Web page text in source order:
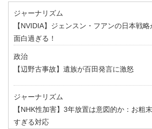
ジャーナリズム
【NVIDIA】ジェンスン・フアンの日本戦略
面白過ぎる！
政治
【辺野古事故】遺族が百田発言に激怒
ジャーナリズム
【NHK性加害】3年放置は意図的か：お粗末
すぎる対応